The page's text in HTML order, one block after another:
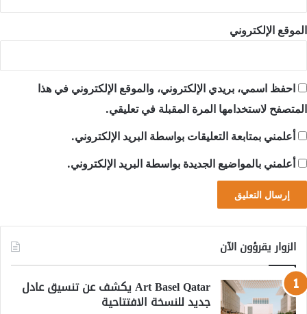
الموقع الإلكتروني
احفظ اسمي، بريدي الإلكتروني، والموقع الإلكتروني في هذا
المتصفح لاستخدامها المرة المقبلة في تعليقي.
أعلمني بمتابعة التعليقات بواسطة البريد الإلكتروني.
أعلمني بالمواضيع الجديدة بواسطة البريد الإلكتروني.
الزوار يقرؤون الآن
Art Basel Qatar يكشف عن تنسيق عادل
جديد للنسخة الافتتاحية